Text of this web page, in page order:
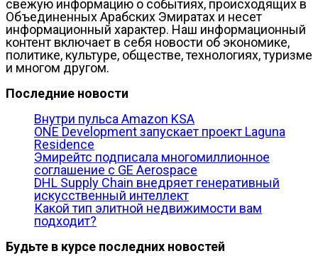
свежую информацию о событиях, происходящих в
Объединенных Арабских Эмиратах и несет
информационный характер. Наш информационный
контент включает в себя новости об экономике,
политике, культуре, обществе, технологиях, туризме
и многом другом.
Последние новости
Внутри пульса Amazon KSA
ONE Development запускает проект Laguna
Residence
Эмирейтс подписала многомиллионное
соглашение с GE Aerospace
DHL Supply Chain внедряет генеративный
искусственный интеллект
Какой тип элитной недвижимости вам
подходит?
Будьте в курсе последних новостей